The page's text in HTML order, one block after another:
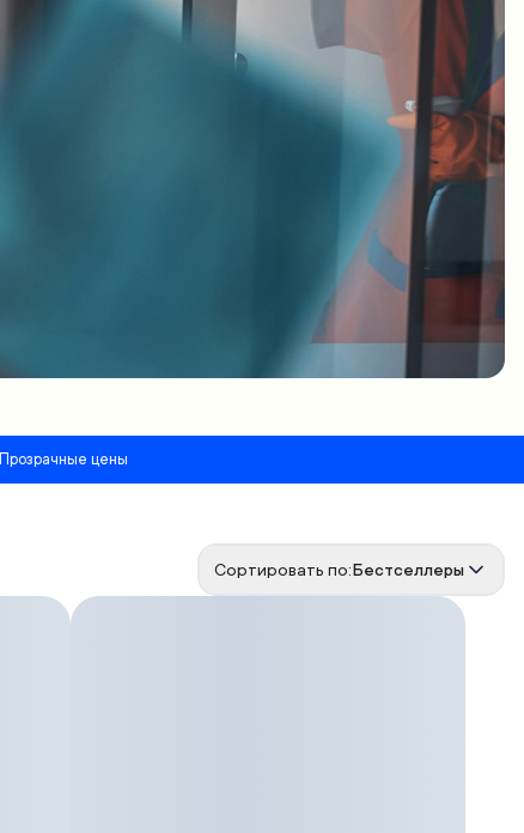
Прозрачные цены
Сортировать по:Бестселлеры